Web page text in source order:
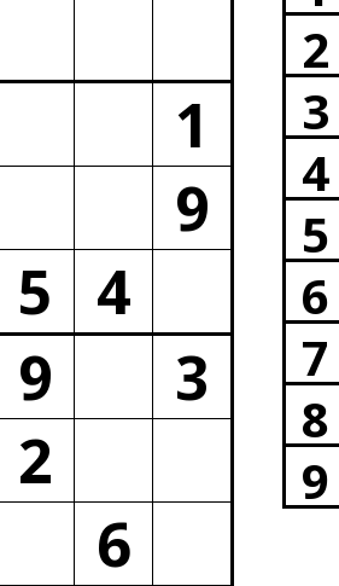
1
9
5 4
9
3
2
6
2
3
4
5
6
7
8
9